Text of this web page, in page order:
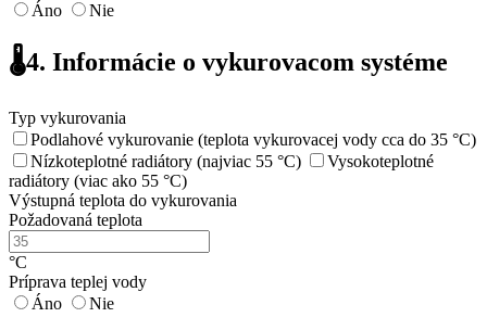
Áno
Nie
🌡️4. Informácie o vykurovacom systéme
Typ vykurovania
Podlahové vykurovanie (teplota vykurovacej vody cca do 35 °C)
Nízkoteplotné radiátory (najviac 55 °C)
Vysokoteplotné
radiátory (viac ako 55 °C)
Výstupná teplota do vykurovania
Požadovaná teplota
°C
Príprava teplej vody
Áno
Nie